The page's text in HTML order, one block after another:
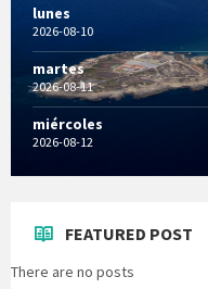
lunes
2026-08-10
martes
2026-08-11
miércoles
2026-08-12
FEATURED POST
There are no posts